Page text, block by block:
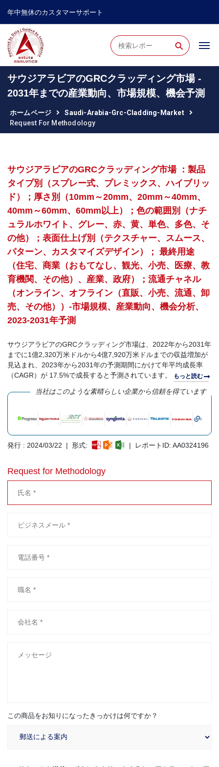
年中無休のカスタマーサポート
⚲
サウジアラビアのGRCクラッディング市場 -
2031年までの産業動向、市場規模、機会予測
ホームページ
Saudi-Arabia-Grc-Cladding-Market
Request For Methodology
サウジアラビアのGRCクラッディング市場 ：製品
タイプ別（スプレー式、プレミックス、ハイブリッ
ド）；厚さ別（10mm～20mm、20mm～40mm、
40mm～60mm、60mm以上）；色の範囲別（ナチ
ュラルホワイト、グレー、赤、黄、単色、多色、そ
の他）；表面仕上げ別（テクスチャー、スムース、
パターン、カスタマイズデザイン）； 最終用途
（住宅、商業（おもてなし、観光、小売、医療、教
育機関、その他）、産業、政府）；流通チャネル
（オンライン、オフライン（直販、小売、流通、卸
売、その他））-市場規模、産業動向、機会分析、
2023-2031年予測
サウジアラビアのGRCクラッディング市場は、2022年から2031年
までに1億2,320万米ドルから4億7,920万米ドルまでの収益増加が
見込まれ、2023年から2031年の予測期間にかけて年平均成長率
（CAGR）が 17.5%で成長すると予測されています。
もっと読む
当社はこのような素晴らしい企業から信頼を得ています
発行 : 2024/03/22 | 形式: | レポートID: AA0324196
Request for Methodology
この商品をお知りになったきっかけは何ですか？